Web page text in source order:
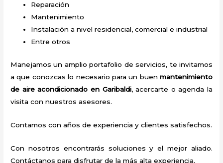
Reparación
Mantenimiento
Instalación a nivel residencial, comercial e industrial
Entre otros
Manejamos un amplio portafolio de servicios, te invitamos
a que conozcas lo necesario para un buen mantenimiento
de aire acondicionado en Garibaldi, acercarte o agenda la
visita con nuestros asesores.
Contamos con años de experiencia y clientes satisfechos.
Con nosotros encontrarás soluciones y el mejor aliado.
Contáctanos para disfrutar de la más alta experiencia.